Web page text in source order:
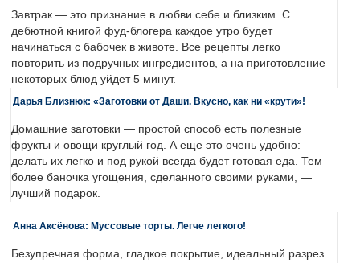
Завтрак — это признание в любви себе и близким. С
дебютной книгой фуд-блогера каждое утро будет
начинаться с бабочек в животе. Все рецепты легко
повторить из подручных ингредиентов, а на приготовление
некоторых блюд уйдет 5 минут.
Дарья Близнюк: «Заготовки от Даши. Вкусно, как ни «крути»!
Домашние заготовки — простой способ есть полезные
фрукты и овощи круглый год. А еще это очень удобно:
делать их легко и под рукой всегда будет готовая еда. Тем
более баночка угощения, сделанного своими руками, —
лучший подарок.
Анна Аксёнова: Муссовые торты. Легче легкого!
Безупречная форма, гладкое покрытие, идеальный разрез